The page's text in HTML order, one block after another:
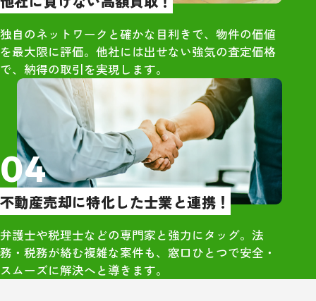
はなく、人とし
くれているの
・市原さん自身
で、当時の同
できる人柄でし
さや気遣いが、
囲気づくりにも
と感じました。
・久しぶりに
高校時代のこと
くれており、相
象的でした。大
のつながりから
感」を強く実感
独自のネットワークと確かな目利きで、物件の価値
を最大限に評価。他社には出せない強気の査定価格
で、納得の取引を実現します。
04
不動産売却に特化した士業と連携！
弁護士や税理士などの専門家と強力にタッグ。法
務・税務が絡む複雑な案件も、窓口ひとつで安全・
スムーズに解決へと導きます。